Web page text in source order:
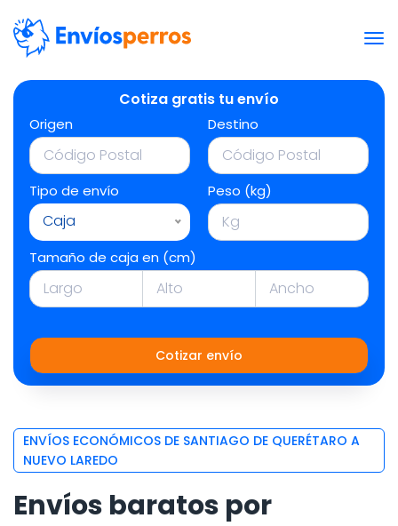
Cotiza gratis tu envío
Origen Destino
Tipo de envío
Caja
Peso (kg)
Tamaño de caja en (cm)
Cotizar envío
ENVÍOS ECONÓMICOS DE SANTIAGO DE QUERÉTARO A
NUEVO LAREDO
Envíos baratos por